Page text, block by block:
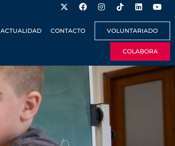
ACTUALIDAD CONTACTO VOLUNTARIADO
COLABORA